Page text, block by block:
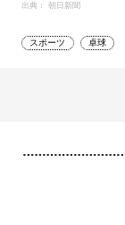
出典： 朝日新聞
スポーツ 卓球